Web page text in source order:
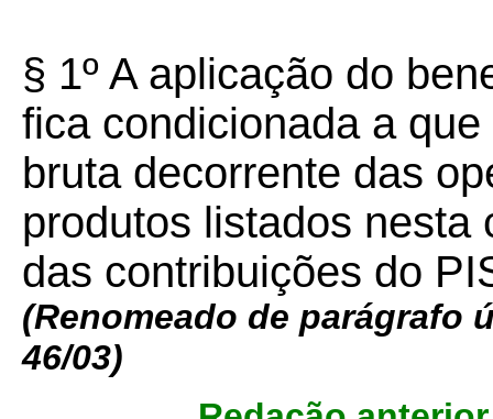
§ 1º A aplicação do
fica condicionada a
bruta decorrente das
produtos listados nesta
das contribuições do
(Renomeado de parágrafo
46/03)